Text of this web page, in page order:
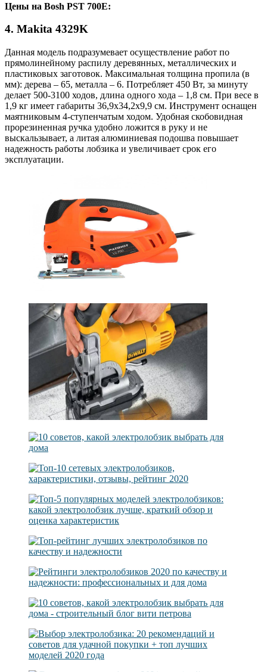
Цены на Bosh PST 700E:
4. Makita 4329K
Данная модель подразумевает осуществление работ по
прямолинейному распилу деревянных, металлических и
пластиковых заготовок. Максимальная толщина пропила (в
мм): дерева – 65, металла – 6. Потребляет 450 Вт, за минуту
делает 500-3100 ходов, длина одного хода – 1,8 см. При весе в
1,9 кг имеет габариты 36,9х34,2х9,9 см. Инструмент оснащен
маятниковым 4-ступенчатым ходом. Удобная скобовидная
прорезиненная ручка удобно ложится в руку и не
выскальзывает, а литая алюминиевая подошва повышает
надежность работы лобзика и увеличивает срок его
эксплуатации.